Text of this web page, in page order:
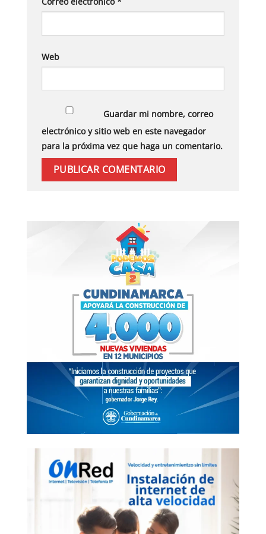
Web
Guardar mi nombre, correo
electrónico y sitio web en este navegador
para la próxima vez que haga un comentario.